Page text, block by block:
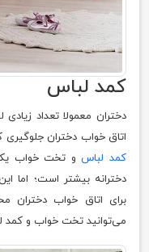
کمد لباس
دختران معمولا تعداد زیادی
اتاق خواب دختران جلوگیری
کمد لباسو تخت خواب یک
دخترانه بیشتر است؛ اما
برای اتاق خواب دختران
می‌توانید تخت خواب و